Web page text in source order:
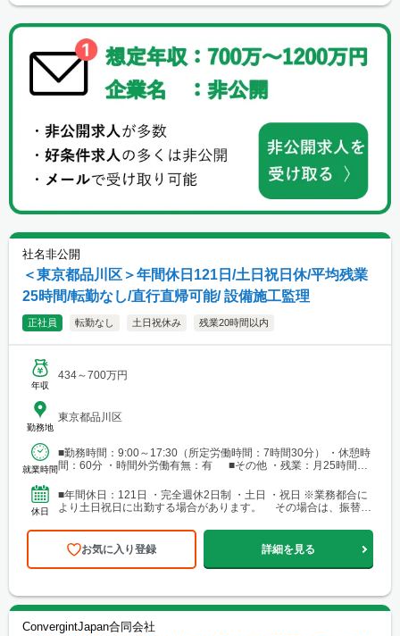
社名非公開
＜東京都品川区＞年間休日121日/土日祝日休/平均残業
25時間/転勤なし/直行直帰可能/ 設備施工監理
正社員 転勤なし 土日祝休み 残業20時間以内
年収
434～700万円
勤務地
東京都品川区
就業時間
■勤務時間：9:00～17:30（所定労働時間：7時間30分） ・休憩時
間：60分 ・時間外労働有無：有 ■その他 ・残業：月25時間程
休日
■年間休日：121日 ・完全週休2日制 ・土日 ・祝日 ※業務都合に
より土日祝日に出勤する場合があります。 その場合は、振替休
お気に入り登録 詳細を見る
ConvergintJapan合同会社